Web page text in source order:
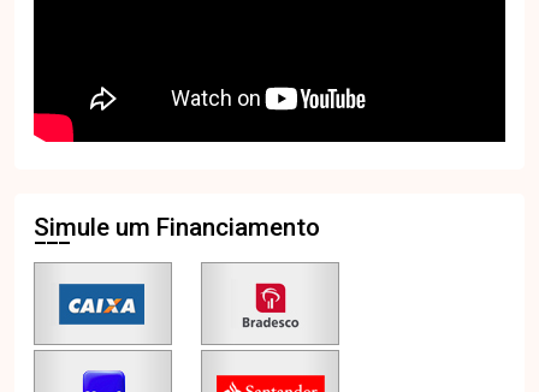
Simule um Financiamento